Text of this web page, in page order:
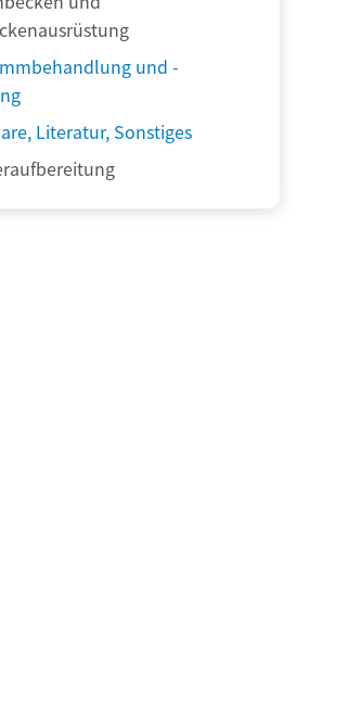
und -
Literatur, Sonstiges